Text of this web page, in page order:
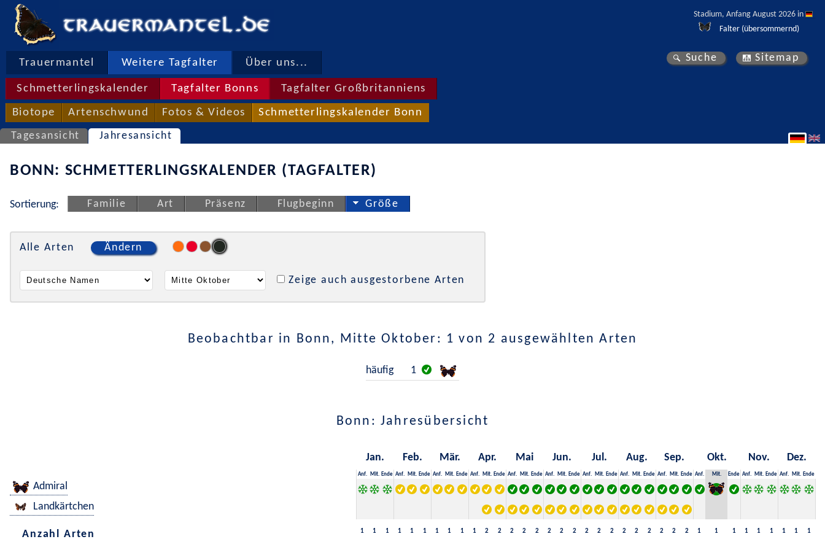
Stadium, Anfang August 2026 in
Falter (übersommernd)
Trauermantel Weitere Tagfalter Über uns...
Schmetterlingskalender Tagfalter Bonns Tagfalter Großbritanniens
Biotope Artenschwund Fotos & Videos Schmetterlingskalender Bonn
Suche Sitemap
Tagesansicht Jahresansicht
BONN: SCHMETTERLINGSKALENDER (TAGFALTER)
Sortierung: Familie Art Präsenz Flugbeginn Größe
Alle Arten Ändern
Zeige auch ausgestorbene Arten
Beobachtbar in Bonn, Mitte Oktober: 1 von 2 ausgewählten Arten
häufig 1
Bonn: Jahresübersicht
Jan. Feb. Mär. Apr. Mai Jun. Jul. Aug. Sep. Okt. Nov. Dez.
Anf. Mit. Ende Anf. Mit. Ende Anf. Mit. Ende Anf. Mit. Ende Anf. Mit. Ende Anf. Mit. Ende Anf. Mit. Ende Anf. Mit. Ende Anf. Mit. Ende Anf. Mit. Ende Anf. Mit. Ende Anf. Mit. Ende
Admiral
Landkärtchen
Anzahl Arten 1 1 1 1 1 1 1 1 1 1 2 2 2 2 2 2 2 2 2 2 2 2 2 2 2 2 2 1 1 1 1 1 1 1 1 1